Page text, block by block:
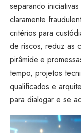
separando
claramente
critérios para
de riscos, reduz as
pirâmide e
tempo, projetos
qualificados e
para dialogar e se